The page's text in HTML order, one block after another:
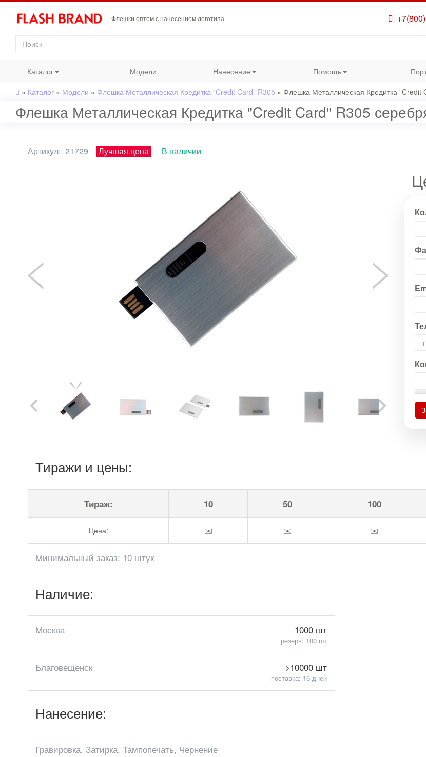
Флешки оптом с нанесением логотипа
Каталог Модели Нанесение Помощь
» Каталог » Модели » Флешка Металлическая Кредитка "Credit Card" R305 » Флешка Металлическая Кредитка
Флешка Металлическая Кредитка "Credit Card" R305
Артикул: 21729 Лучшая цена В наличии
Тиражи и цены:
Тираж: 10 50 100
Цена: ✉️ ✉️ ✉️
Минимальный заказ: 10 штук
Наличие:
Москва 1000 шт
резерв: 100 шт
Благовещенск >10000 шт
поставка: 16 дней
Нанесение:
Гравировка, Затирка, Тампопечать, Чернение